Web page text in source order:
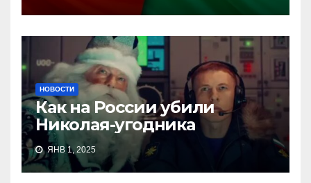
НОВОСТИ
Как на России убили
Николая-угодника
ЯНВ 1, 2025